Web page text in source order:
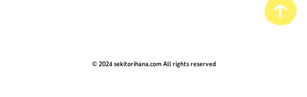
© 2024 sekitorihana.com All rights reserved